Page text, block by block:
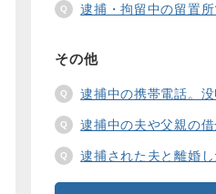
逮捕・拘留中の留置所での食事の内容は
その他
逮捕中の携帯電話。没収されたり、
逮捕中の夫や父親の借金はどうな
逮捕された夫と離婚したい。夫